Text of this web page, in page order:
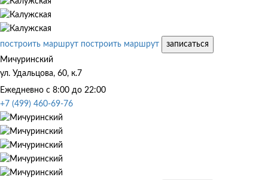
построить маршрут построить маршрут
записаться
Мичуринский
ул. Удальцова, 60, к.7
Ежедневно с 8:00 до 22:00
+7 (499) 460-69-76